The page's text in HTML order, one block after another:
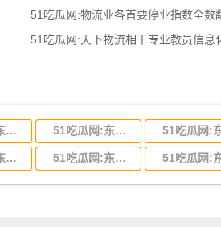
51吃瓜网:物流业各首要停业指数全数
51吃瓜网:天下物流相干专业教员信息
51吃瓜网:东莞到吉林省物流运输,东莞到吉林省物流公司 51吃瓜网:东莞到甘肃省物流运输,东莞到甘肃省物流公司
51吃瓜网:东莞到江苏物流专线运输,东莞到江苏省物流公司 51吃瓜网:东莞到浙江省物流运输,东莞到浙江省物流公司